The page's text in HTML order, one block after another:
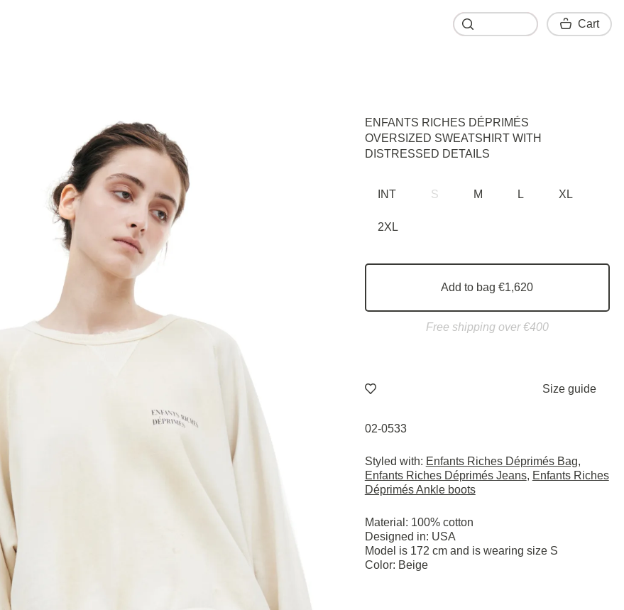
ENFANTS RICHES DÉPRIMÉS
OVERSIZED SWEATSHIRT WITH
DISTRESSED DETAILS
INT S M L XL
2XL
Add to bag €1,620
Free shipping over €400
Size guide
02-0533
Styled with: Enfants Riches Déprimés Bag,
Enfants Riches Déprimés Jeans, Enfants Riches
Déprimés Ankle boots
Material: 100% cotton
Designed in: USA
Model is 172 cm and is wearing size S
Color: Beige
Cart
Cart